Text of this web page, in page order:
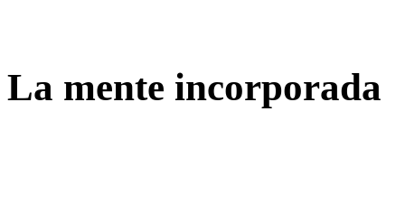
La mente incorporada